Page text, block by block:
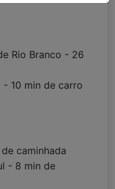
Rio Branco - 26
- 10 min de carro
caminhada
- 8 min de